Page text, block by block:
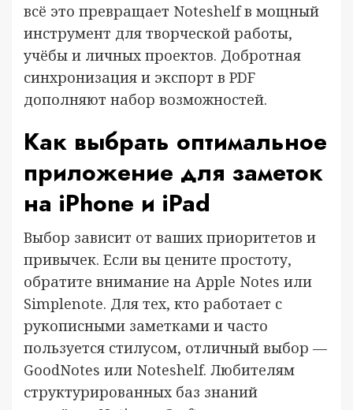
всё это превращает Noteshelf в мощный
инструмент для творческой работы,
учёбы и личных проектов. Добротная
синхронизация и экспорт в PDF
дополняют набор возможностей.
Как выбрать оптимальное
приложение для заметок
на iPhone и iPad
Выбор зависит от ваших приоритетов и
привычек. Если вы цените простоту,
обратите внимание на Apple Notes или
Simplenote. Для тех, кто работает с
рукописными заметками и часто
пользуется стилусом, отличный выбор —
GoodNotes или Noteshelf. Любителям
структурированных баз знаний